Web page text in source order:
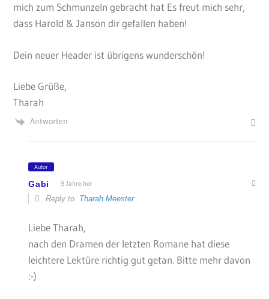
mich zum Schmunzeln gebracht hat Es freut mich sehr,
dass Harold & Janson dir gefallen haben!
Dein neuer Header ist übrigens wunderschön!
Liebe Grüße,
Tharah
Antworten
Autor
Gabi 9 Jahre her
Reply to Tharah Meester
Liebe Tharah,
nach den Dramen der letzten Romane hat diese
leichtere Lektüre richtig gut getan. Bitte mehr davon
:-)